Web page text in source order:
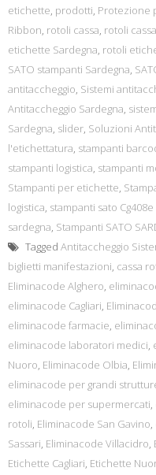
etichette, prodotti, Protezione
Ribbon, rotoli cassa, rotoli
etichette Sardegna, rotoli
SATO stampanti Sardegna,
antitaccheggio, Sistemi
Antitaccheggio Sardegna,
Sardegna, slider, Soluzioni
l'etichettatura, stampanti
stampanti logistica, stampanti
Stampanti per etichette,
logistica, stampanti sato
sardegna, Stampanti SATO
Tagged Antitaccheggio
biglietti manifestazioni, cassa
Eliminacode Alghero,
eliminacode Cagliari,
eliminacode farmacie,
eliminacode laboratori medici,
Nuoro, Eliminacode Olbia,
eliminacode per grandi
eliminacode per supermercati,
rotoli, Eliminacode San Gavino,
Sassari, Eliminacode Villacidro,
Etichette Cagliari, Etichette